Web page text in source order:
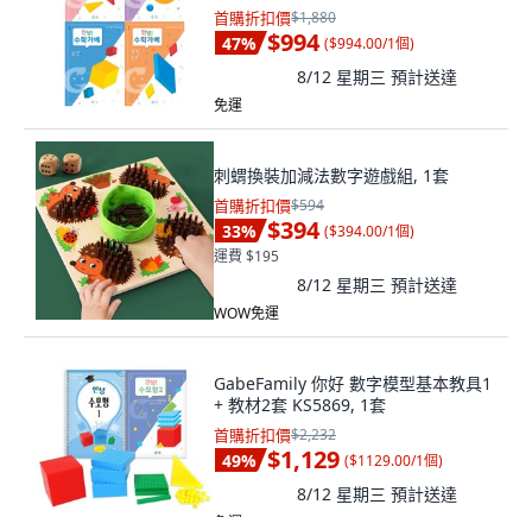
首購折扣價$1,880
47% $994 ($994.00/1個)
8/12 星期三 預計送達
免運
刺蝟換裝加減法數字遊戲組, 1套
首購折扣價$594
33% $394 ($394.00/1個)
運費 $195
8/12 星期三 預計送達
WOW免運
GabeFamily 你好 數字模型基本教具1
+ 教材2套 KS5869, 1套
首購折扣價$2,232
49% $1,129 ($1129.00/1個)
8/12 星期三 預計送達